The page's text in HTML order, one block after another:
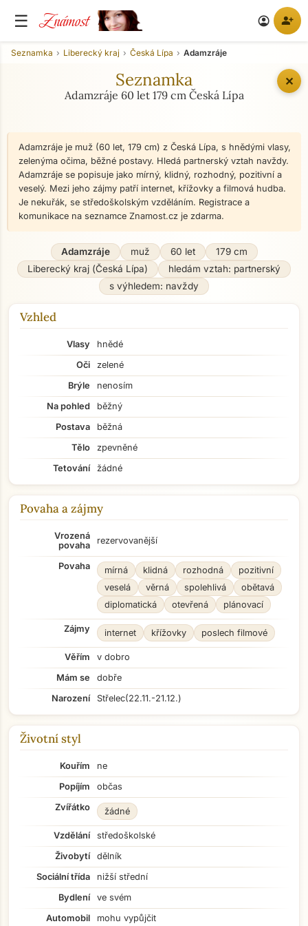
☰ Známost account_circle person_add
✕
Seznamka Liberecký kraj Česká Lípa Adamzráje
Seznamka
Adamzráje 60 let 179 cm Česká Lípa
Adamzráje je muž (60 let, 179 cm) z Česká Lípa, s hnědými vlasy,
zelenýma očima, běžné postavy. Hledá partnerský vztah navždy.
Adamzráje se popisuje jako mírný, klidný, rozhodný, pozitivní a
veselý. Mezi jeho zájmy patří internet, křížovky a filmová hudba.
Je nekuřák, se středoškolským vzděláním. Registrace a
komunikace na seznamce Znamost.cz je zdarma.
Adamzráje muž 60 let
179 cm
Liberecký kraj (Česká Lípa)
hledám vztah: partnerský
s výhledem: navždy
Vzhled
Vlasy
hnědé
Oči
zelené
Brýle
nenosím
Na pohled
běžný
Postava
běžná
Tělo
zpevněné
Tetování
žádné
Povaha a zájmy
Vrozená
povaha
rezervovanější
Povaha mírná klidná rozhodná
pozitivní
veselá
věrná spolehlivá
obětavá
diplomatická
otevřená plánovací
Zájmy internet křížovky poslech filmové
Věřím
v dobro
Mám se
dobře
Narození
Střelec(22.11.-21.12.)
Životní styl
Kouřím
ne
Popíjím
občas
Zvířátko
žádné
Vzdělání
středoškolské
Živobytí
dělník
Sociální třída
nižší střední
Bydlení
ve svém
Automobil
mohu vypůjčit